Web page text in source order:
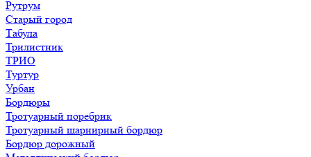
Рутрум
Старый город
Табула
Трилистник
ТРИО
Туртур
Урбан
Бордюры
Тротуарный поребрик
Тротуарный шарнирный бордюр
Бордюр дорожный